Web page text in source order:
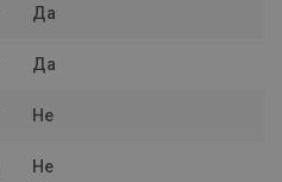
Да
Да
Не
Не